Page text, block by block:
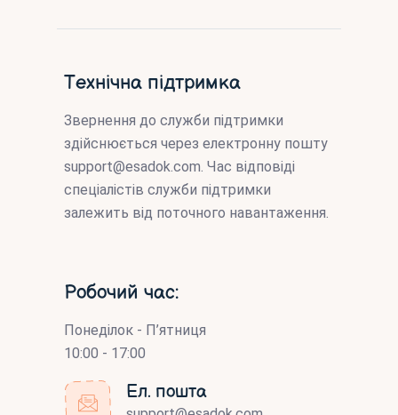
Технічна підтримка
Звернення до служби підтримки
здійснюється через електронну пошту
support@esadok.com . Час відповіді
спеціалістів служби підтримки
залежить від поточного навантаження.
Робочий час:
Понеділок - П’ятниця
10:00 - 17:00
Ел. пошта